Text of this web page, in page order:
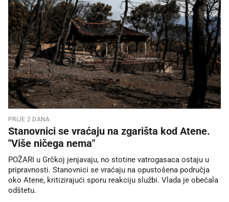
PRIJE 2 DANA
Stanovnici se vraćaju na zgarišta kod Atene.
"Više ničega nema"
POŽARI u Grčkoj jenjavaju, no stotine vatrogasaca ostaju u
pripravnosti. Stanovnici se vraćaju na opustošena područja
oko Atene, kritizirajući sporu reakciju službi. Vlada je obećala
odštetu.